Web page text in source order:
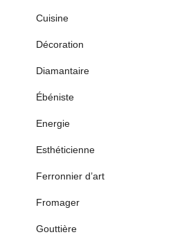
Cuisine
Décoration
Diamantaire
Ébéniste
Energie
Esthéticienne
Ferronnier d’art
Fromager
Gouttière